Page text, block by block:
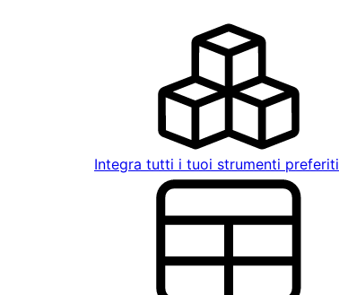
Integra tutti i tuoi strumenti preferiti